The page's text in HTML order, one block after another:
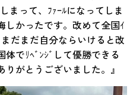
まって、ﾌｧｰﾙになってしま
しかったです。改めて全国ｲ
だまだ自分ならいけると改
でﾘﾍﾞﾝｼﾞして優勝できる
がとうございました。』